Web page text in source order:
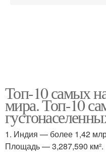
Топ-10 самых
мира. Топ-10
1. Индия — более 1,42
Площадь — 3,287,590 км².